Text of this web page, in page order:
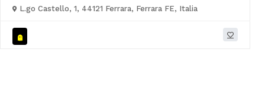
L.go Castello, 1, 44121 Ferrara, Ferrara FE, Italia